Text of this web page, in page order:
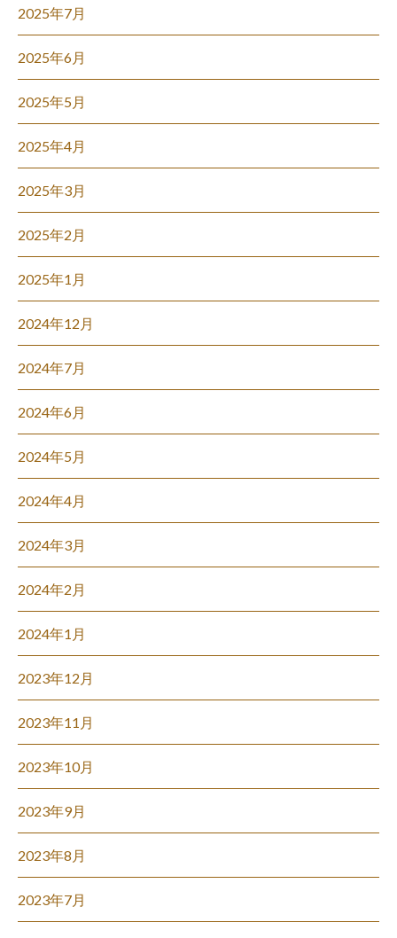
2025年7月
2025年6月
2025年5月
2025年4月
2025年3月
2025年2月
2025年1月
2024年12月
2024年7月
2024年6月
2024年5月
2024年4月
2024年3月
2024年2月
2024年1月
2023年12月
2023年11月
2023年10月
2023年9月
2023年8月
2023年7月